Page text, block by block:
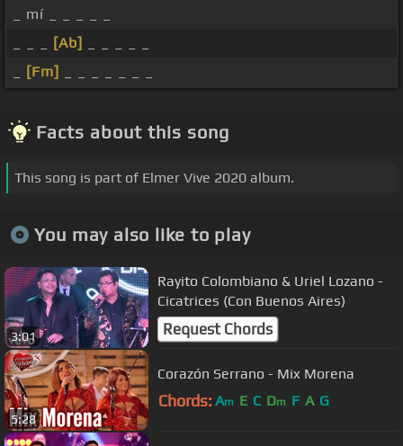
_ mí _ _ _ _ _
[Ab]
[Fm]
Facts about this song
This song is part of Elmer Vive 2020 album.
You may also like to play
3:01
Rayito Colombiano & Uriel Lozano -
Cicatrices (Con Buenos Aires)
Request Chords
5:28
Corazón Serrano - Mix Morena
Chords: Am E C Dm F A G